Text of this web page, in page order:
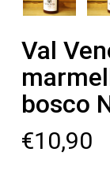
Val
bosco
€10,90